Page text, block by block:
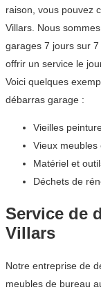
raison, vous pouvez
Villars. Nous
garages 7 jours sur
offrir un service le
Voici quelques
débarras garage :
Vieilles
Vieux meubles
Matériel et
Déchets de
Service de
Villars
Notre entreprise de
meubles de bureau